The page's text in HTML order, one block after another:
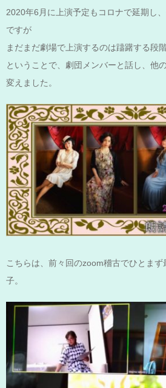
2020年6月に上演予定もコロナで延期し
ですが
まだまだ劇場で上演するのは躊躇する段
ということで、劇団メンバーと話し、他
変えました。
こちらは、前々回のzoom稽古でひとま
子。